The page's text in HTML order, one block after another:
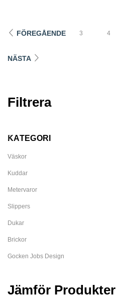
FÖREGÅENDE 3 4
NÄSTA
Filtrera
KATEGORI
Väskor
Kuddar
Metervaror
Slippers
Dukar
Brickor
Gocken Jobs Design
Jämför Produkter